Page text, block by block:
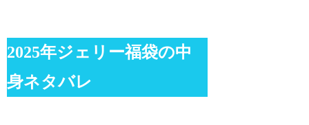
2025年ジェリー福袋の中
身ネタバレ